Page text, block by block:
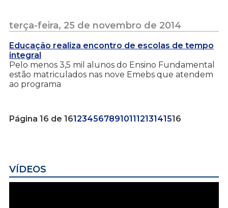
terça-feira, 25 de novembro de 2014
Educação realiza encontro de escolas de tempo
integral
Pelo menos 3,5 mil alunos do Ensino Fundamental
estão matriculados nas nove Emebs que atendem
ao programa
Página 16 de 1612345678910111213141516
VÍDEOS